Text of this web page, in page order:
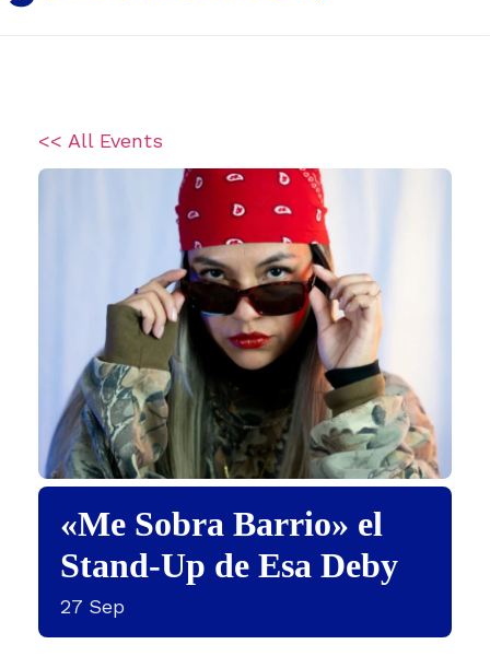
<< All Events
«Me Sobra Barrio» el
Stand-Up de Esa Deby
27 Sep